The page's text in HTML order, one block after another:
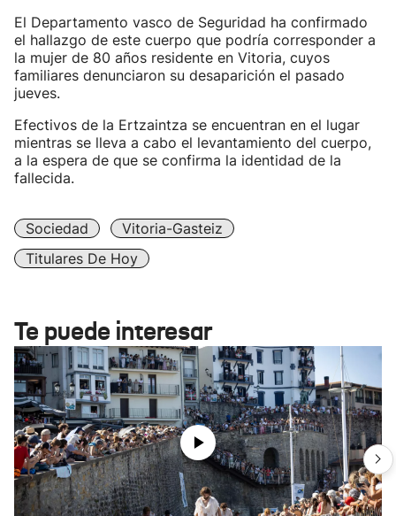
El Departamento vasco de Seguridad ha confirmado
el hallazgo de este cuerpo que podría corresponder a
la mujer de 80 años residente en Vitoria, cuyos
familiares denunciaron su desaparición el pasado
jueves.
Efectivos de la Ertzaintza se encuentran en el lugar
mientras se lleva a cabo el levantamiento del cuerpo,
a la espera de que se confirma la identidad de la
fallecida.
Sociedad
Vitoria-Gasteiz
Titulares De Hoy
Te puede interesar